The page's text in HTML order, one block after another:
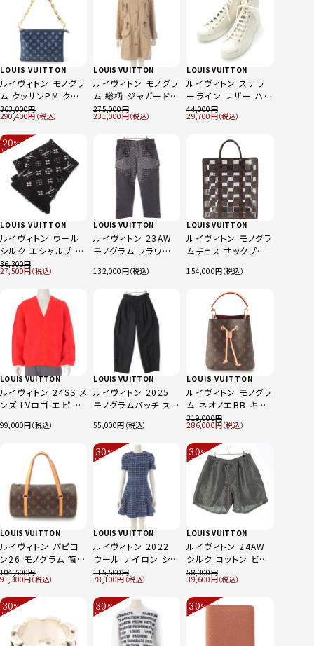
LOUIS VUITTON
ルイヴィトン モノグラ
ム クッサンPM クラッ
チ ショルダーバッグ
M59392 ブルー ネ
イビー
363,000
290,400
LOUIS VUITTON
ルイヴィトン モノグラ
ム 総柄 ジャガード
ギャバジン フーデッ
ド モッズコート アウ
ター RM211W ZRQ
FKOX13 ベージュ
275,000
231,000
LOUIS VUITTON
ルイヴィトン ステラ
ーライン レザー ハイ
カット スニーカー シ
ューズ ホワイト 37
44,000
29,700
20%
OFF
LOUIS VUITTON
ルイヴィトン ウール
シルク エシャルプ ロ
ゴマニア シャイン マ
フラー M75833 ブラ
ック シルバー
36,300
27,500
LOUIS VUITTON
ルイヴィトン 23AW
モノグラム フラワー
ズ ボトムス 1ABYE9
132,000
LOUIS VUITTON
ルイヴィトン モノグラ
ムチェス サックプラ
グ M20866 ブラウン
154,000
LOUIS VUITTON
ルイヴィトン 24SS メ
ンズ LVロゴ エピ ウ
ーディガン 1AFALU
99,000
LOUIS VUITTON
ルイヴィトン 2025
モノグラムバッチ スラ
ンツ ブラック 34
55,000
LOUIS VUITTON
ルイヴィトン モノグラ
ム ネオノエBB キャ
ンバス カウハイドレ
ザー RFID 巾着 ゴー
ルド金具 ハンドバッ
グ 2way ショルダー
M46581 ブラウン
319,000
286,000
LOUIS VUITTON
ルイヴィトン パピヨ
ン26 モノグラム 筒型
ハンドバッグ ボスト
ンバッグ M51386 ブ
ラウン
104,500
91,300
30%
OFF
LOUIS VUITTON
ルイヴィトン 2022
ウール ナイロン シル
ク ツイード 半袖 ス
ケーター ワンピース
ブルー 34
115,500
78,100
30%
OFF
LOUIS VUITTON
ルイヴィトン 24AW
シルク コットン ビス
コース LVマーク パ
ンツ ボトムス ハーフ
HRP08W グレー グ
リーン 50
58,300
39,600
30%
OFF
30%
OFF
30%
OFF